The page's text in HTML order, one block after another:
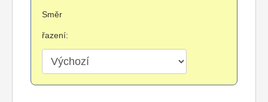
Směr
řazení: